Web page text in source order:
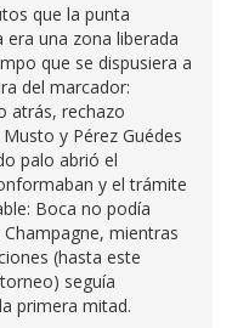
que la punta
era una zona liberada
que se dispusiera a
del marcador:
atrás, rechazo
y Pérez Guédes
palo abrió el
y el trámite
Boca no podía
mientras
(hasta este
seguía
primera mitad.